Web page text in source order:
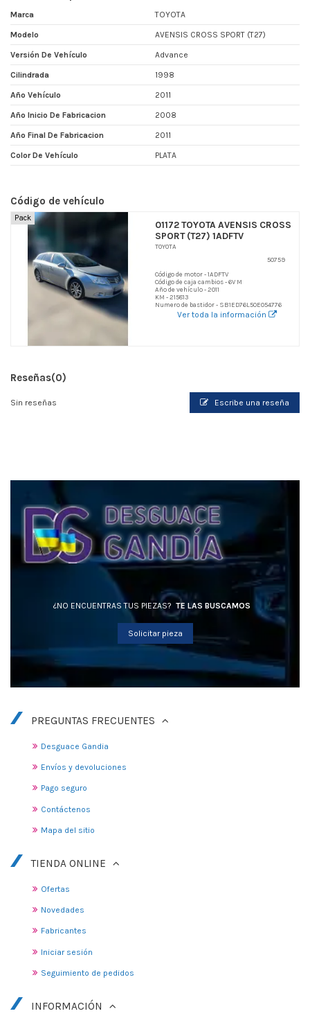
Marca TOYOTA
Modelo AVENSIS CROSS SPORT (T27)
Versión De Vehículo Advance
Cilindrada 1998
Año Vehículo 2011
Año Inicio De Fabricacion 2008
Año Final De Fabricacion 2011
Color De Vehículo PLATA
Código de vehículo
Pack
01172 TOYOTA AVENSIS CROSS
SPORT (T27) 1ADFTV
TOYOTA
50759
Código de motor - 1ADFTV
Código de caja cambios - 6V M
Año de vehículo - 2011
KM - 215813
Numero de bastidor - SB1ED76L50E054776
Ver toda la información
Reseñas(0)
Sin reseñas Escribe una reseña
¿NO ENCUENTRAS TUS PIEZAS? TE LAS BUSCAMOS
Solicitar pieza
PREGUNTAS FRECUENTES
Desguace Gandia
Envíos y devoluciones
Pago seguro
Contáctenos
Mapa del sitio
TIENDA ONLINE
Ofertas
Novedades
Fabricantes
Iniciar sesión
Seguimiento de pedidos
INFORMACIÓN